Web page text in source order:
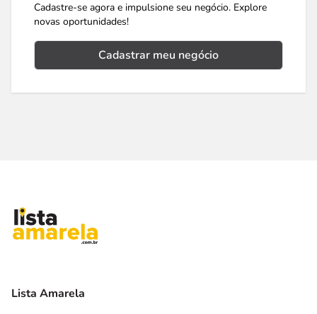
Cadastre-se agora e impulsione seu negócio. Explore
novas oportunidades!
Cadastrar meu negócio
Lista Amarela